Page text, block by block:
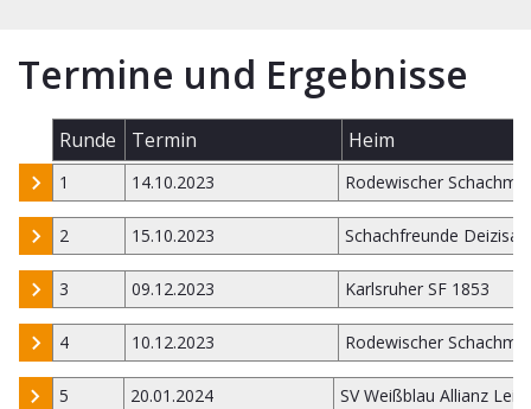
Termine und Ergebnisse
Runde Termin Heim
1 14.10.2023 Rodewischer
2 15.10.2023 Schachfreunde Deizisau
3 09.12.2023 Karlsruher SF 1853
4 10.12.2023 Rodewischer
5 20.01.2024 SV Weißblau Allianz